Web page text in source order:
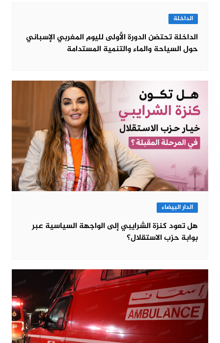
الداخلة
الداخلة تحتضن الدورة الأولى لليوم المغربي الإسباني
حول السياحة والماء والتنمية المستدامة
الدار البيضاء
هل تعود كنزة الشرايبي إلى الواجهة السياسية عبر
بوابة حزب الاستقلال؟